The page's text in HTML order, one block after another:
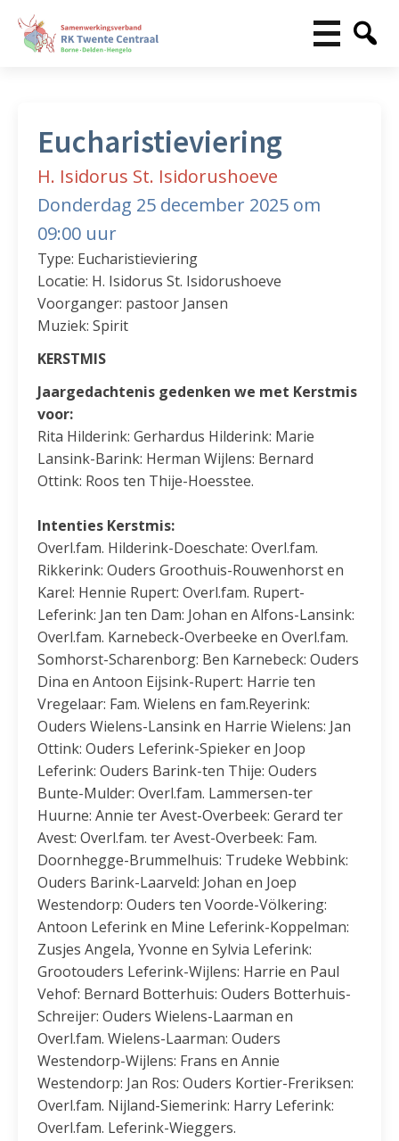
Eucharistieviering
H. Isidorus St. Isidorushoeve
Donderdag 25 december 2025 om
09:00 uur
Type: Eucharistieviering
Locatie: H. Isidorus St. Isidorushoeve
Voorganger: pastoor Jansen
Muziek: Spirit
KERSTMIS
Jaargedachtenis gedenken we met Kerstmis
voor:
Rita Hilderink: Gerhardus Hilderink: Marie
Lansink-Barink: Herman Wijlens: Bernard
Ottink: Roos ten Thije-Hoesstee.
Intenties Kerstmis:
Overl.fam. Hilderink-Doeschate: Overl.fam.
Rikkerink: Ouders Groothuis-Rouwenhorst en
Karel: Hennie Rupert: Overl.fam. Rupert-
Leferink: Jan ten Dam: Johan en Alfons-Lansink:
Overl.fam. Karnebeck-Overbeeke en Overl.fam.
Somhorst-Scharenborg: Ben Karnebeck: Ouders
Dina en Antoon Eijsink-Rupert: Harrie ten
Vregelaar: Fam. Wielens en fam.Reyerink:
Ouders Wielens-Lansink en Harrie Wielens: Jan
Ottink: Ouders Leferink-Spieker en Joop
Leferink: Ouders Barink-ten Thije: Ouders
Bunte-Mulder: Overl.fam. Lammersen-ter
Huurne: Annie ter Avest-Overbeek: Gerard ter
Avest: Overl.fam. ter Avest-Overbeek: Fam.
Doornhegge-Brummelhuis: Trudeke Webbink:
Ouders Barink-Laarveld: Johan en Joep
Westendorp: Ouders ten Voorde-Völkering:
Antoon Leferink en Mine Leferink-Koppelman:
Zusjes Angela, Yvonne en Sylvia Leferink:
Grootouders Leferink-Wijlens: Harrie en Paul
Vehof: Bernard Botterhuis: Ouders Botterhuis-
Schreijer: Ouders Wielens-Laarman en
Overl.fam. Wielens-Laarman: Ouders
Westendorp-Wijlens: Frans en Annie
Westendorp: Jan Ros: Ouders Kortier-Freriksen:
Overl.fam. Nijland-Siemerink: Harry Leferink:
Overl.fam. Leferink-Wieggers.